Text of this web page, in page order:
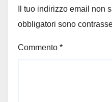
Il tuo indirizzo email non
obbligatori sono
Commento *